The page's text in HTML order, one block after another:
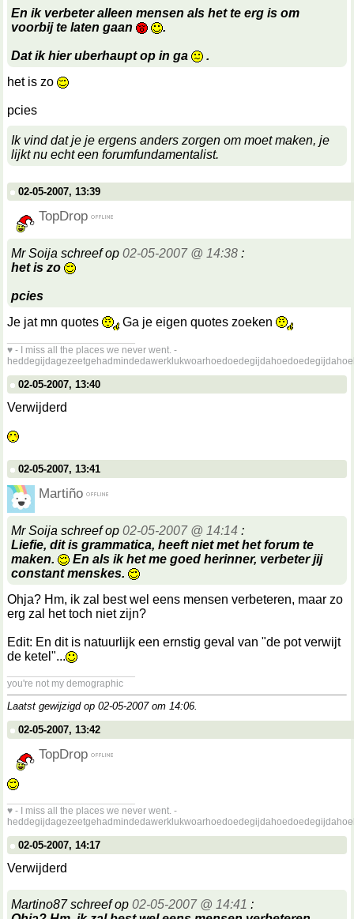
En ik verbeter alleen mensen als het te erg is om
voorbij te laten gaan
.
Dat ik hier uberhaupt op in ga
.
het is zo
pcies
Ik vind dat je je ergens anders zorgen om moet maken, je
lijkt nu echt een forumfundamentalist.
02-05-2007, 13:39
TopDrop
Mr Soija schreef op 02-05-2007 @ 14:38 :
het is zo
pcies
Je jat mn quotes
Ga je eigen quotes zoeken
♥ - I miss all the places we never went. -
02-05-2007, 13:40
Verwijderd
02-05-2007, 13:41
Martiño
Mr Soija schreef op 02-05-2007 @ 14:14 :
Liefie, dit is grammatica, heeft niet met het forum te
maken.
En als ik het me goed herinner, verbeter jij
constant menskes.
Ohja? Hm, ik zal best wel eens mensen verbeteren, maar zo
erg zal het toch niet zijn?
Edit: En dit is natuurlijk een ernstig geval van "de pot verwijt
de ketel"...
you're not my demographic
Laatst gewijzigd op 02-05-2007 om 14:06.
02-05-2007, 13:42
TopDrop
♥ - I miss all the places we never went. -
02-05-2007, 14:17
Verwijderd
Martino87 schreef op 02-05-2007 @ 14:41 :